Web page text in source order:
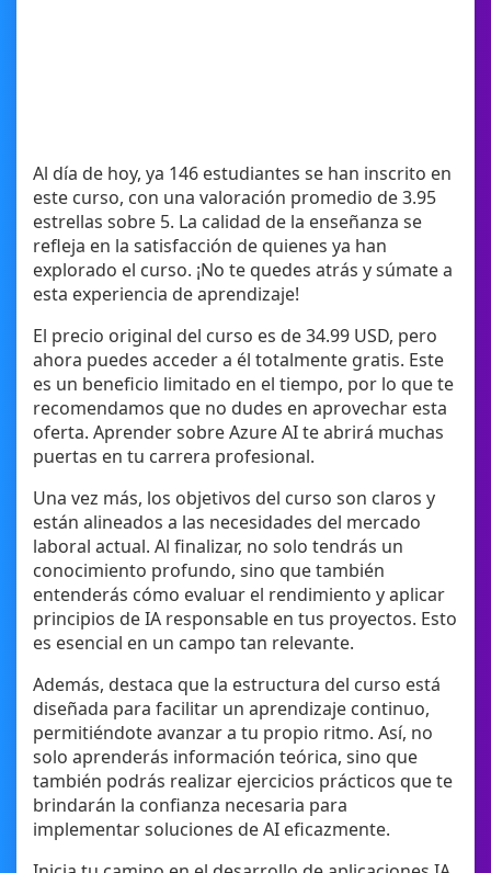
Al día de hoy, ya 146 estudiantes se han inscrito en
este curso, con una valoración promedio de 3.95
estrellas sobre 5. La calidad de la enseñanza se
refleja en la satisfacción de quienes ya han
explorado el curso. ¡No te quedes atrás y súmate a
esta experiencia de aprendizaje!
El precio original del curso es de 34.99 USD, pero
ahora puedes acceder a él totalmente gratis. Este
es un beneficio limitado en el tiempo, por lo que te
recomendamos que no dudes en aprovechar esta
oferta. Aprender sobre Azure AI te abrirá muchas
puertas en tu carrera profesional.
Una vez más, los objetivos del curso son claros y
están alineados a las necesidades del mercado
laboral actual. Al finalizar, no solo tendrás un
conocimiento profundo, sino que también
entenderás cómo evaluar el rendimiento y aplicar
principios de IA responsable en tus proyectos. Esto
es esencial en un campo tan relevante.
Además, destaca que la estructura del curso está
diseñada para facilitar un aprendizaje continuo,
permitiéndote avanzar a tu propio ritmo. Así, no
solo aprenderás información teórica, sino que
también podrás realizar ejercicios prácticos que te
brindarán la confianza necesaria para
implementar soluciones de AI eficazmente.